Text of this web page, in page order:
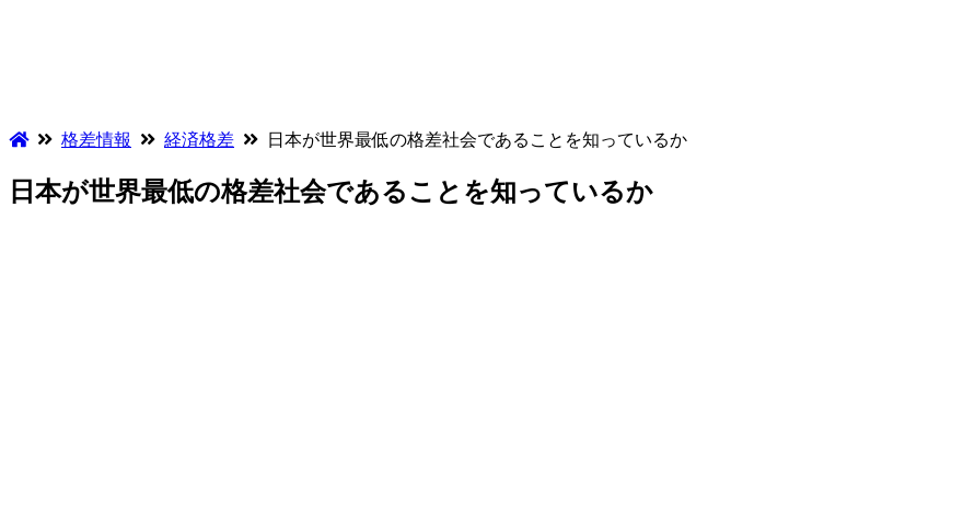
格差情報 経済格差 日本が世界最低の格差社会であることを知っているか
日本が世界最低の格差社会であることを知っているか